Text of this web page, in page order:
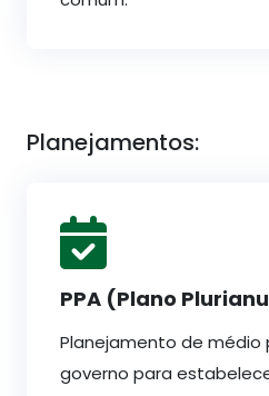
Planejamentos:
PPA (Plano
Planejamento de médio
governo para